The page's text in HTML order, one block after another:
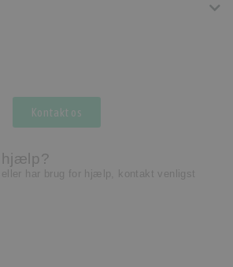
Kontakt os
hjælp?
har brug for hjælp, kontakt venligst